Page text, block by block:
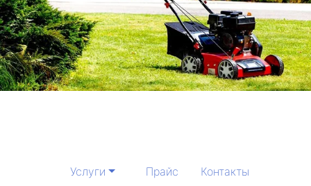
Услуги Прайс Контакты